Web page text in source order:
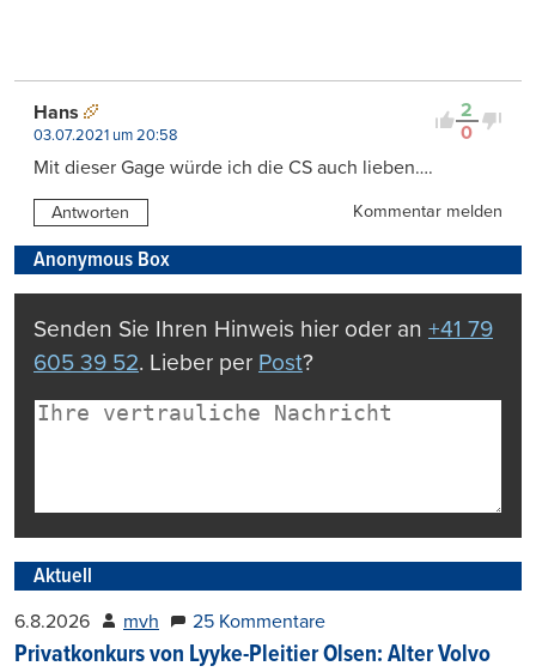
2
0
Hans
03.07.2021 um 20:58
Mit dieser Gage würde ich die CS auch lieben….
Antworten Kommentar melden
Anonymous Box
Senden Sie Ihren Hinweis hier oder an +41 79
605 39 52. Lieber per Post?
Aktuell
6.8.2026 mvh 25 Kommentare
Privatkonkurs von Lyyke-Pleitier Olsen: Alter Volvo